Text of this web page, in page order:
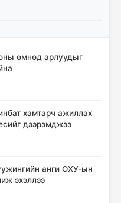
үүлтэй
хэргээр
төгрөгөөр хохирчээ
барилгууд
их наяд төгрөгийн
дуусаагүй
өмнөд арлуудыг
хамтарч ажиллах
дээрэмджээ
анги ОХУ-ын
эхэллээ